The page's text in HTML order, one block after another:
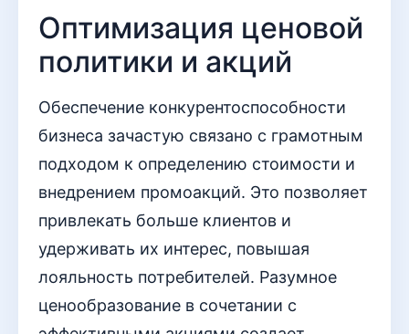
Оптимизация ценовой
политики и акций
Обеспечение конкурентоспособности
бизнеса зачастую связано с грамотным
подходом к определению стоимости и
внедрением промоакций. Это позволяет
привлекать больше клиентов и
удерживать их интерес, повышая
лояльность потребителей. Разумное
ценообразование в сочетании с